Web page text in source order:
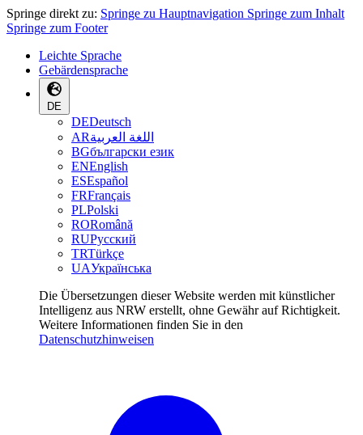
Springe direkt zu: Springe zu Hauptnavigation Springe zum Inhalt
Springe zum Footer
Leichte Sprache
Gebärdensprache
DE
DEDeutsch
ARاللغة العربية
BGбългарски език
ENEnglish
ESEspañol
FRFrançais
PLPolski
RORomână
RUРусский
TRTürkçe
UAУкраїнська
Die Übersetzungen dieser Website werden mit künstlicher
Intelligenz aus NRW erstellt, ohne Gewähr auf Richtigkeit.
Weitere Informationen finden Sie in den
Datenschutzhinweisen